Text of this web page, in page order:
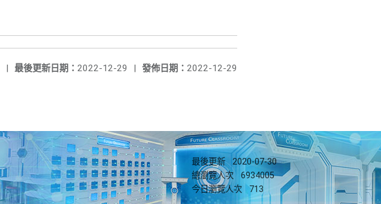
發佈日期： 2022-12-29
最後更新日期： 2022-12-29 |
|
最後更新
2020-07-30
總瀏覽人次
6934005
今日瀏覽人次
713